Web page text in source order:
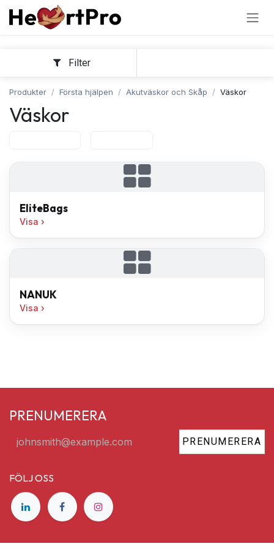
Hoppa till innehållet
Filter
Produkter Första hjälpen Akutväskor och Skåp Väskor
Väskor
EliteBags
Visa
NANUK
Visa
PRENUMERERA
PRENUMERERA
FÖLJ OSS